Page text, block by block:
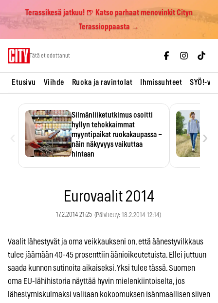
Terassikesä jatkuu! 🍺 Katso parhaat menovinkit Cityn
Terassioppaasta →
Tätä et odottanut
Etusivu Viihde Ruoka ja ravintolat Ihmissuhteet SYÖ!-
Silmänliiketutkimus osoitti
hyllyn tehokkaimmat
myyntipaikat ruokakaupassa –
näin näkyvyys vaikuttaa
hintaan
›
Eurovaalit 2014
17.2.2014 21:25 (Päivitetty: 18.2.2014 12:14)
Vaalit lähestyvät ja oma veikkaukseni on, että äänestyvilkkaus
tulee jäämään 40-45 prosenttiin äänioikeutetuista. Ellei juttuun
saada kunnon sutinoita aikaiseksi. Yksi tulee tässä. Suomen
oma EU-lähihistoria näyttää hyvin mielenkiintoiselta, jos
lähestymiskulmaksi valitaan kokoomuksen isänmaallisen siiven